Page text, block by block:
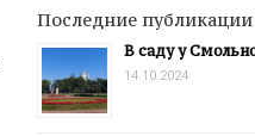
Последние публикации
В саду у
14.10.2024